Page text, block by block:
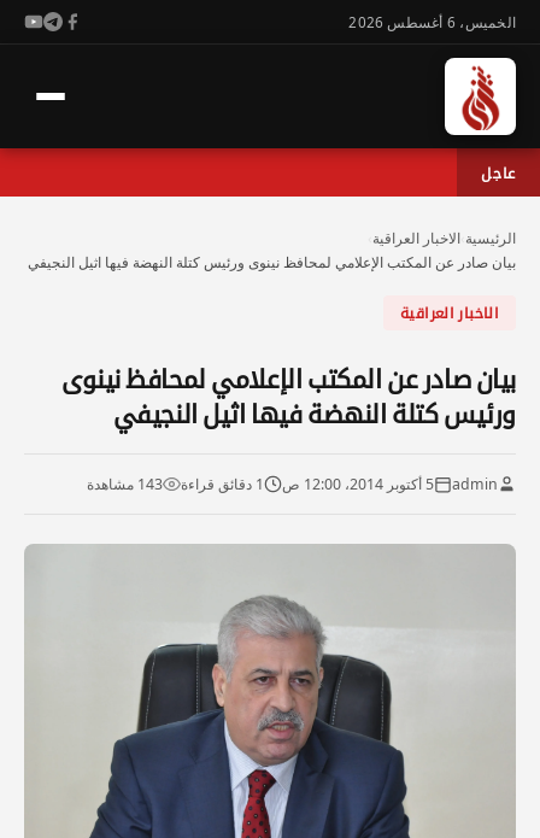
الخميس، 6 أغسطس 2026
عاجل
الرئيسية الاخبار العراقية
بيان صادر عن المكتب الإعلامي لمحافظ نينوى ورئيس كتلة النهضة فيها اثيل النجيفي
الاخبار العراقية
بيان صادر عن المكتب الإعلامي لمحافظ نينوى
ورئيس كتلة النهضة فيها اثيل النجيفي
admin 5 أكتوبر 2014، 12:00 ص 1 دقائق قراءة 143 مشاهدة